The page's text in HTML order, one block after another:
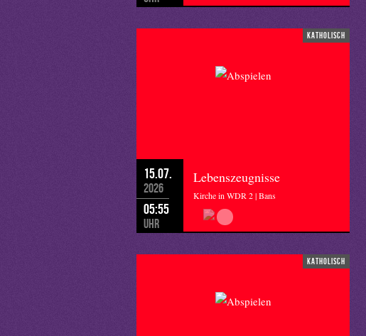
katholisch
15.07.
2026
05:55
Uhr
Lebenszeugnisse
Kirche in WDR 2 | Bans
katholisch